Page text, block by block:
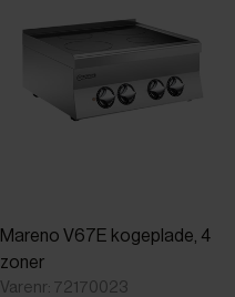
Scholl
Mareno V67E kogeplade, 4
zoner
Varenr: 72170023